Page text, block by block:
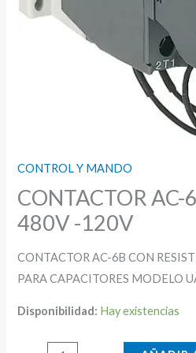
CONTROL Y MANDO
CONTACTOR
480V -120V
CONTACTOR AC-6B CON
PARA CAPACITORES MODELO
Disponibilidad: Hay existencias